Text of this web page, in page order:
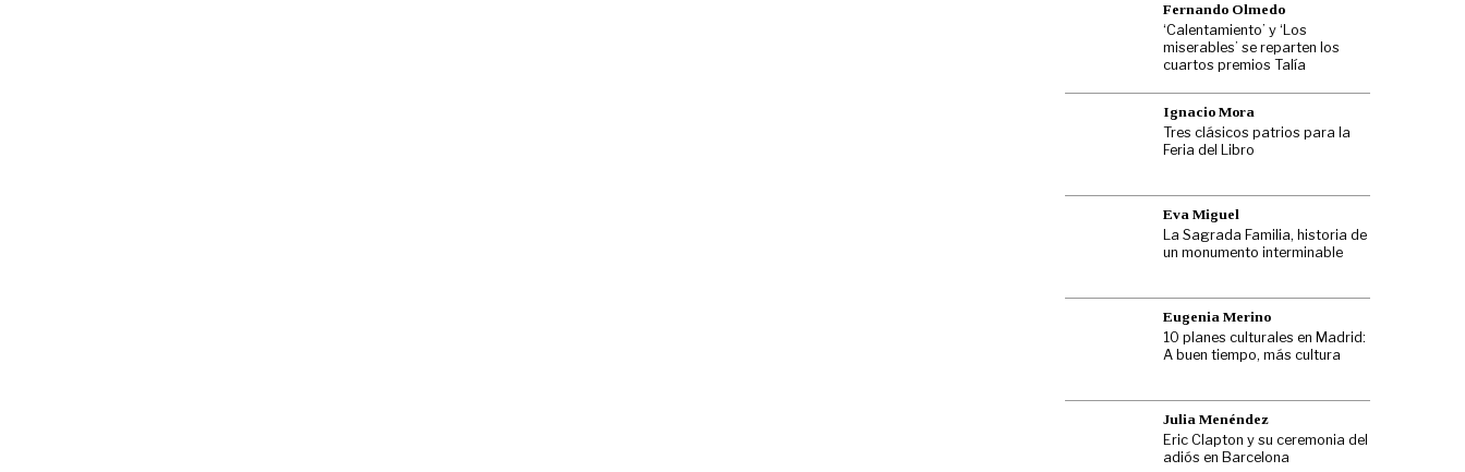
Fernando Olmedo
‘Calentamiento’ y ‘Los
miserables’ se reparten los
cuartos premios Talía
Ignacio Mora
Tres clásicos patrios para la
Feria del Libro
Eva Miguel
La Sagrada Familia, historia de
un monumento interminable
Eugenia Merino
10 planes culturales en Madrid:
A buen tiempo, más cultura
Julia Menéndez
Eric Clapton y su ceremonia del
adiós en Barcelona